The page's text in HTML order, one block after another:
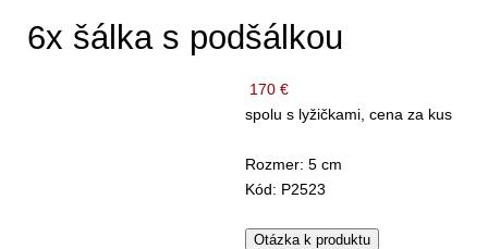
6x šálka s podšálkou
170 €
spolu s lyžičkami, cena za kus
Rozmer: 5 cm
Kód: P2523
Otázka k produktu